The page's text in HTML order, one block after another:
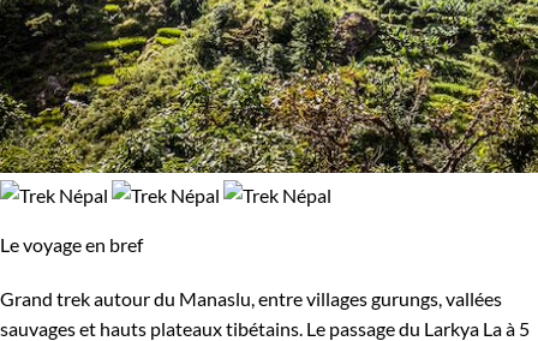
Le voyage en bref
Grand trek autour du Manaslu, entre villages gurungs, vallées
sauvages et hauts plateaux tibétains. Le passage du Larkya La à 5